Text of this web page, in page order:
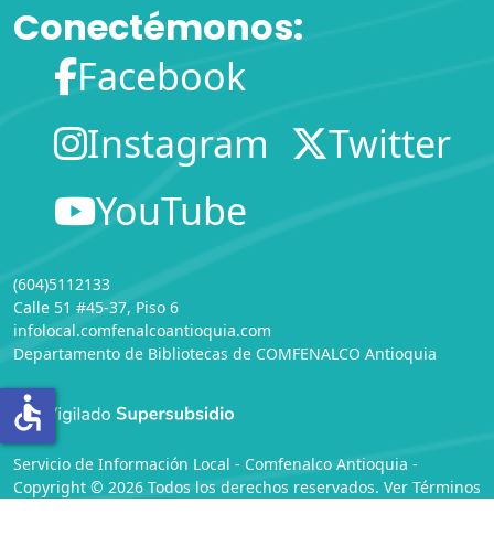
Conectémonos:
Facebook
Instagram
Twitter
YouTube
(604)5112133
Calle 51 #45-37, Piso 6
infolocal.comfenalcoantioquia.com
Departamento de Bibliotecas de COMFENALCO Antioquia
Servicio de Información Local - Comfenalco Antioquia -
Copyright © 2026 Todos los derechos reservados. Ver Términos
accessible